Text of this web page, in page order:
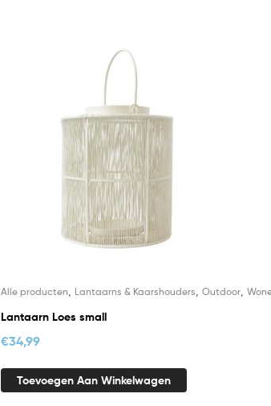
Alle producten Lantaarns & Kaarshouders Outdoor
Lantaarn Loes small
€34,99
Toevoegen Aan Winkelwagen